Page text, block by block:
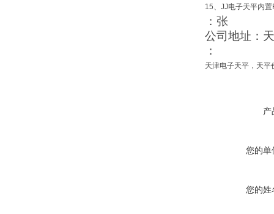
15、JJ电子天平内
：张
公司地址：
：
天津电子天平，天
产
您的单
您的姓